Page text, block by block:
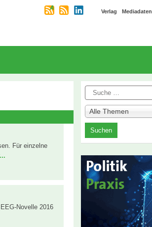
Verlag Mediadaten
Für einzelne
Novelle 2016
Suche
Alle Themen